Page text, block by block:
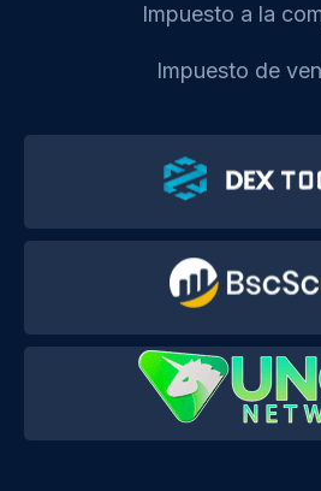
Impuesto a la
Impuesto de